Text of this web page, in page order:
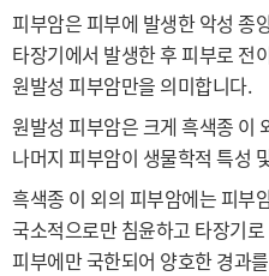
피부암은 피부에 발생한 악성 종
타장기에서 발생한 후 피부로 전
원발성 피부암만을 의미합니다.
원발성 피부암은 크게 흑색종 이
나머지 피부암이 생물학적 특성
흑색종 이 외의 피부암에는 피부
국소적으로만 침윤하고 타장기
피부에만 국한되어 양호한 경과